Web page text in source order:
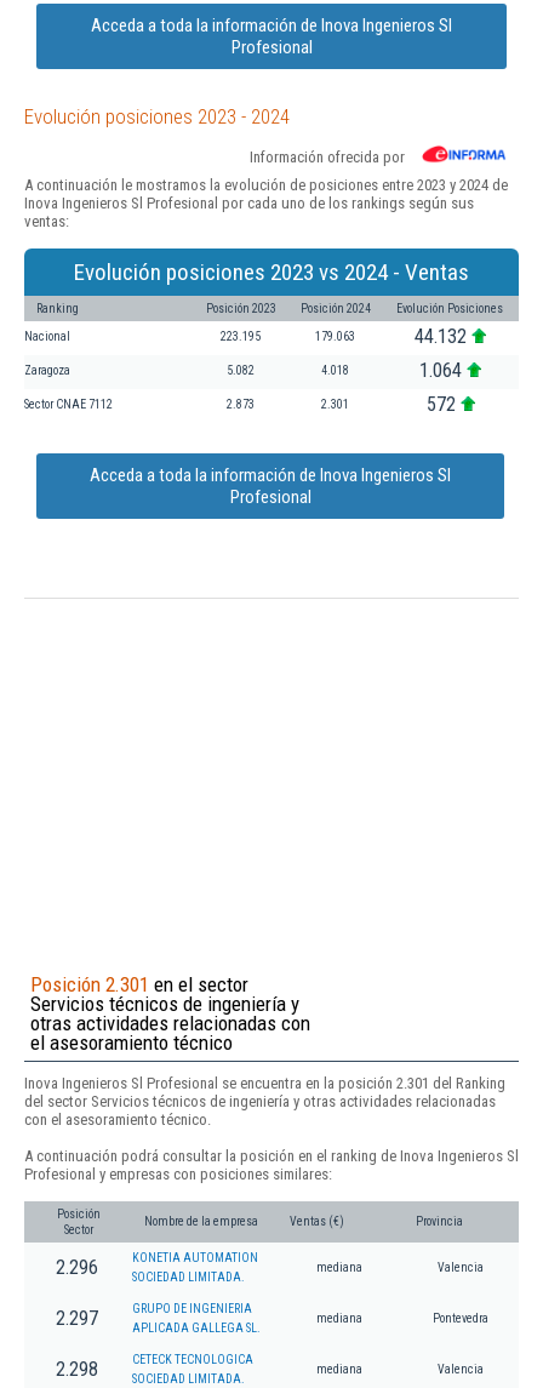
Acceda a toda la información de Inova Ingenieros Sl
Profesional
Evolución posiciones 2023 - 2024
Información ofrecida por
A continuación le mostramos la evolución de posiciones entre 2023 y 2024 de
Inova Ingenieros Sl Profesional por cada uno de los rankings según sus
ventas:
Evolución posiciones 2023 vs 2024 - Ventas
Ranking Posición 2023 Posición 2024 Evolución Posiciones
Nacional 223.195 179.063 44.132
Zaragoza 5.082 4.018 1.064
Sector CNAE 7112 2.873 2.301 572
Acceda a toda la información de Inova Ingenieros Sl
Profesional
Posición 2.301 en el sector
Servicios técnicos de ingeniería y
otras actividades relacionadas con
el asesoramiento técnico
Inova Ingenieros Sl Profesional se encuentra en la posición 2.301 del Ranking
del sector Servicios técnicos de ingeniería y otras actividades relacionadas
con el asesoramiento técnico.
A continuación podrá consultar la posición en el ranking de Inova Ingenieros Sl
Profesional y empresas con posiciones similares:
Posición
Sector
Nombre de la empresa Ventas (€) Provincia
2.296
KONETIA AUTOMATION
SOCIEDAD LIMITADA.
mediana Valencia
2.297
GRUPO DE INGENIERIA
APLICADA GALLEGA SL.
mediana Pontevedra
2.298
CETECK TECNOLOGICA
SOCIEDAD LIMITADA.
mediana Valencia